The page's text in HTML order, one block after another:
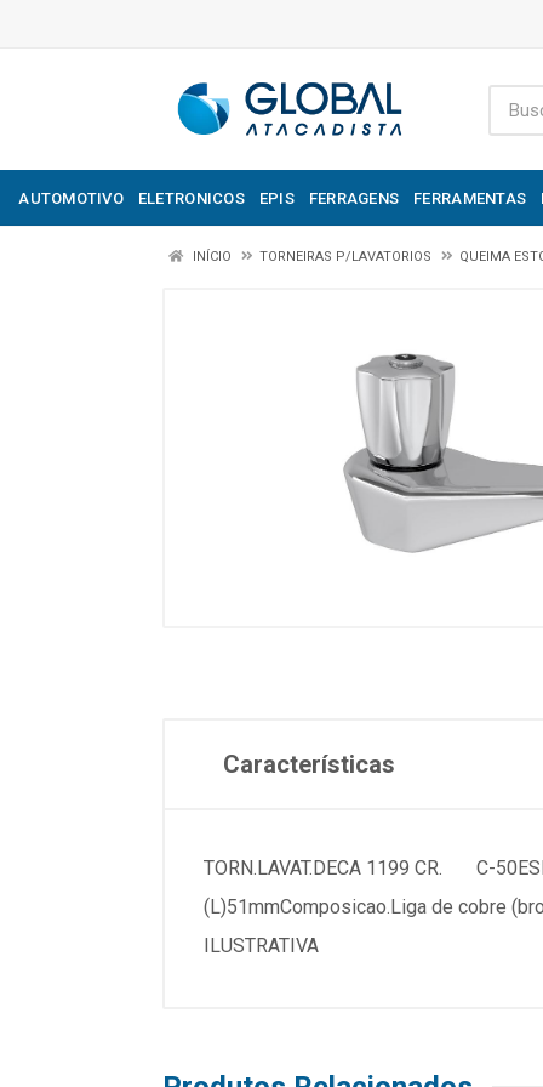
AUTOMOTIVO ELETRONICOS EPIS FERRAGENS FERRAMENTAS
INÍCIO TORNEIRAS P/LAVATORIOS QUEIMA
Características
TORN.LAVAT.DECA 1199 CR. C-
(L)51mmComposicao.Liga de cobre
ILUSTRATIVA